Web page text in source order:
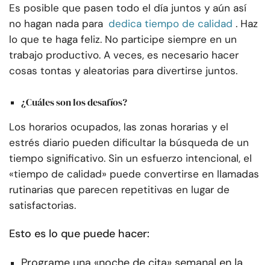
Es posible que pasen todo el día juntos y aún así
no hagan nada para dedica tiempo de calidad . Haz
lo que te haga feliz. No participe siempre en un
trabajo productivo. A veces, es necesario hacer
cosas tontas y aleatorias para divertirse juntos.
¿Cuáles son los desafíos?
Los horarios ocupados, las zonas horarias y el
estrés diario pueden dificultar la búsqueda de un
tiempo significativo. Sin un esfuerzo intencional, el
«tiempo de calidad» puede convertirse en llamadas
rutinarias que parecen repetitivas en lugar de
satisfactorias.
Esto es lo que puede hacer: